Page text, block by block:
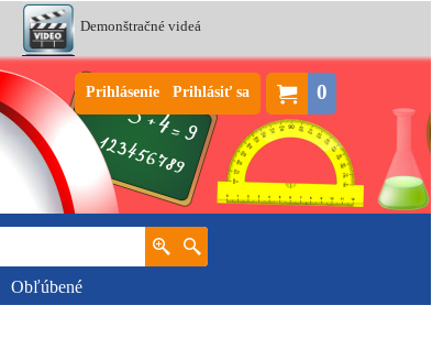
Demonštračné videá
0
Prihlásenie Prihlásiť sa
Obľúbené